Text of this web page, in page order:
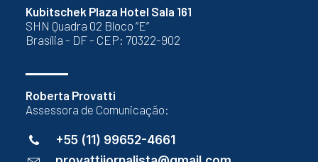
Kubitschek Plaza Hotel Sala 161
SHN Quadra 02 Bloco “E”
Brasília - DF - CEP: 70322-902
Roberta Provatti
Assessora de Comunicação:
+55 (11) 99652-4661